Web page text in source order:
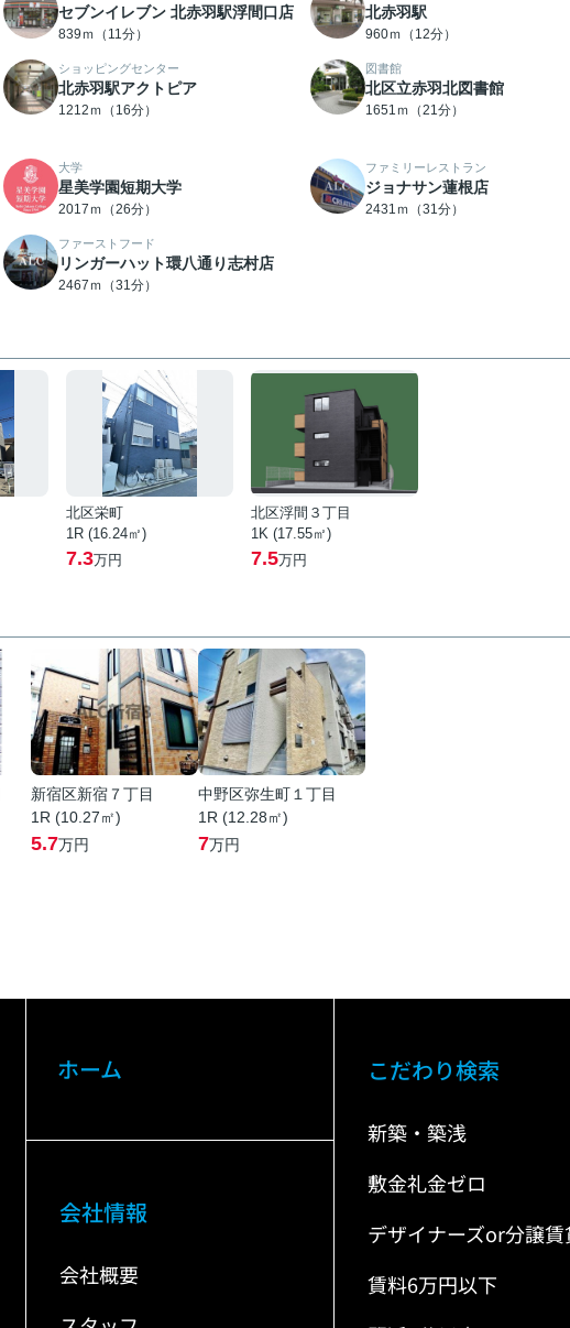
セブンイレブン 北赤羽駅浮間口店
839ｍ（11分）
北赤羽駅
960ｍ（12分）
ショッピングセンター
北赤羽駅アクトピア
1212ｍ（16分）
図書館
北区立赤羽北図書館
1651ｍ（21分）
大学
星美学園短期大学
2017ｍ（26分）
ファミリーレストラン
ジョナサン蓮根店
2431ｍ（31分）
ファーストフード
リンガーハット環八通り志村店
2467ｍ（31分）
北区栄町
1R (16.24㎡)
7.3万円
北区浮間３丁目
1K (17.55㎡)
7.5万円
新宿区新宿７丁目
1R (10.27㎡)
5.7万円
中野区弥生町１丁目
1R (12.28㎡)
7万円
ホーム
会社情報
会社概要
こだわり検索
新築・築浅
敷金礼金ゼロ
デザイナーズor分譲賃
賃料6万円以下